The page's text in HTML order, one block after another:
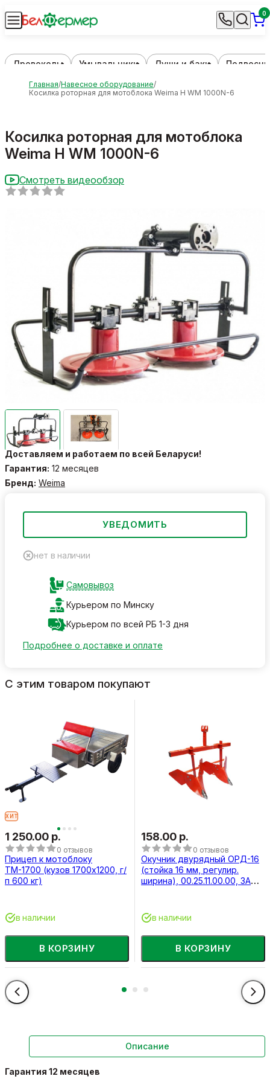
0
Дровоколы Умывальники Души и баки
Главная Навесное оборудование
Косилка роторная для мотоблока Weima H WM 1000N-6
Косилка роторная для мотоблока
Weima H WM 1000N-6
Смотреть видеообзор
Доставляем и работаем по всей Беларуси!
Гарантия: 12 месяцев
Бренд: Weima
УВЕДОМИТЬ
нет в наличии
Самовывоз
Курьером по Минску
Курьером по всей РБ 1-3 дня
Подробнее о доставке и оплате
С этим товаром покупают
ХИТ
1 250.00 р.
0 отзывов
Прицеп к мотоблоку
ТМ-1700 (кузов 1700х1200, г/
п 600 кг)
В КОРЗИНУ
в наличии
158.00 р.
0 отзывов
Окучник двурядный ОРД-16
(стойка 16 мм, регулир.
ширина), 00.25.11.00.00, ЗАО
В КОРЗИНУ
в наличии
Описание
Гарантия 12 месяцев